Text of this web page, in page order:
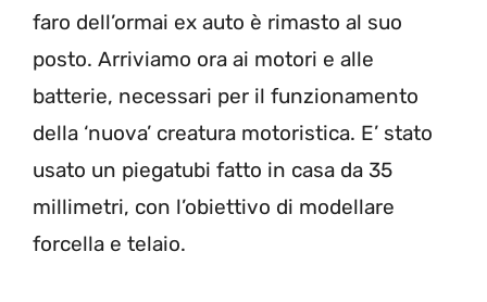
faro dell’ormai ex auto è rimasto al suo
posto. Arriviamo ora ai motori e alle
batterie, necessari per il funzionamento
della ‘nuova’ creatura motoristica. E’ stato
usato un piegatubi fatto in casa da 35
millimetri, con l’obiettivo di modellare
forcella e telaio.